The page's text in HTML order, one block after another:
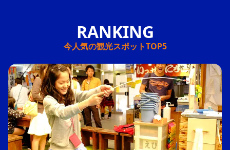
今人気の観光スポットTOP5